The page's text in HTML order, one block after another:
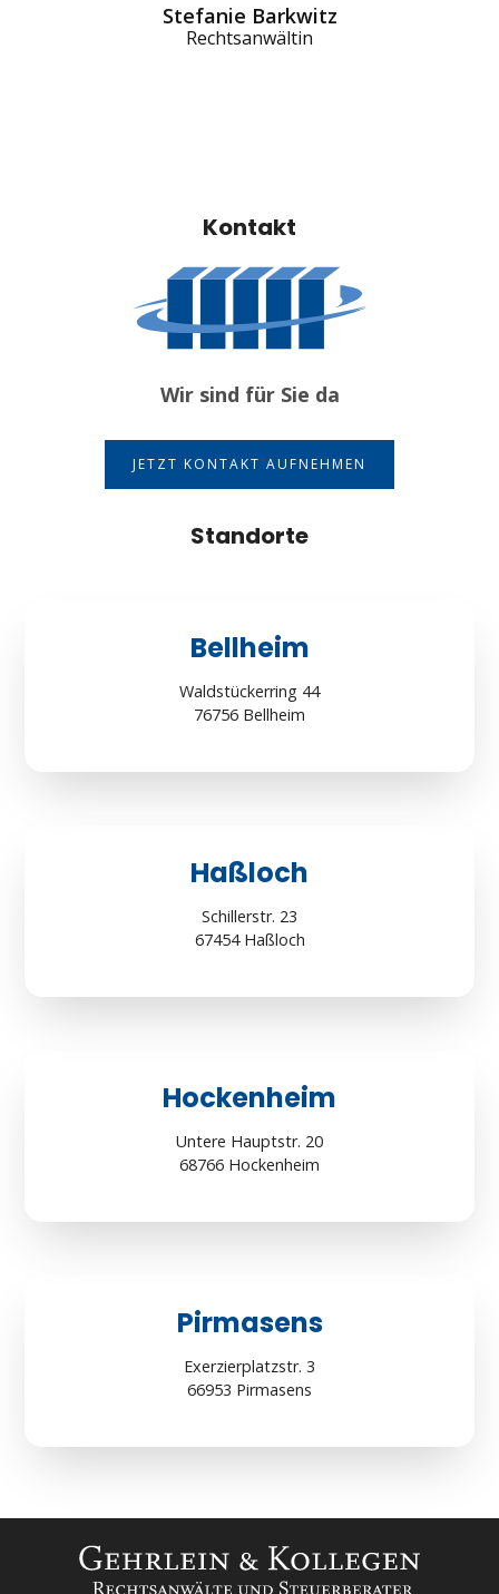
Stefanie Barkwitz
Rechtsanwältin
Kontakt
Wir sind für Sie da
JETZT KONTAKT AUFNEHMEN
Standorte
Bellheim
Waldstückerring 44
76756 Bellheim
Haßloch
Schillerstr. 23
67454 Haßloch
Hockenheim
Untere Hauptstr. 20
68766 Hockenheim
Pirmasens
Exerzierplatzstr. 3
66953 Pirmasens